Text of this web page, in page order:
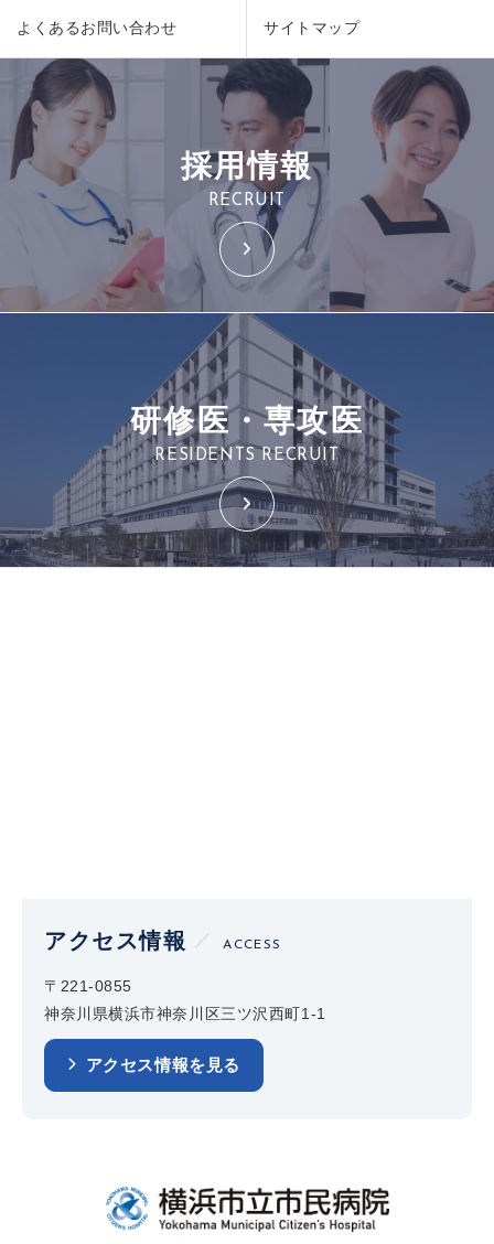
よくあるお問い合わせ サイトマップ
採用情報
RECRUIT
研修医・専攻医
RESIDENTS RECRUIT
アクセス情報 ACCESS
〒221-0855
神奈川県横浜市神奈川区三ツ沢西町1-1
アクセス情報を見る